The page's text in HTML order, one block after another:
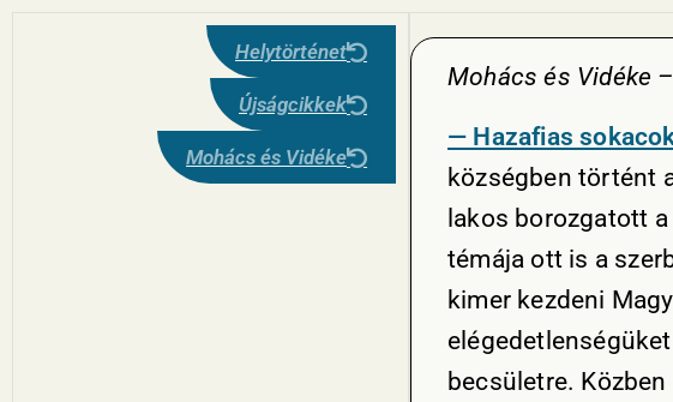
Helytörténet
Újságcikkek
Mohács és Vidéke
Mohács és Vidéke
— Hazafias
községben történt
lakos borozgatott
témája ott is a
kimer kezdeni
becsületre.